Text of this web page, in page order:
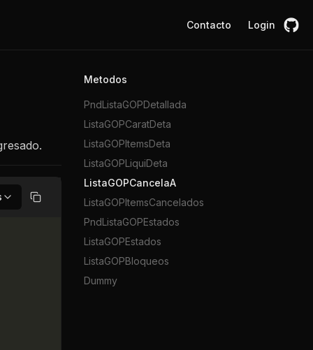
Contacto Login
Copiar
Metodos
PndListaGOPDetallada
ListaGOPCaratDeta
ListaGOPItemsDeta
ListaGOPLiquiDeta
ListaGOPCancelaA
ListaGOPItemsCancelados
PndListaGOPEstados
ListaGOPEstados
ListaGOPBloqueos
Dummy